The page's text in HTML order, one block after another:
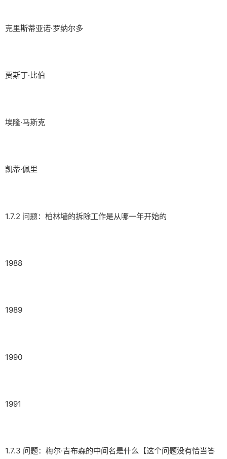
克里斯蒂亚诺·罗纳尔多
贾斯丁·比伯
埃隆·马斯克
凯蒂·佩里
1.7.2 问题：柏林墙的拆除工作是从哪一年开始的
1988
1989
1990
1991
1.7.3 问题：梅尔·吉布森的中间名是什么【这个问题没有恰当答